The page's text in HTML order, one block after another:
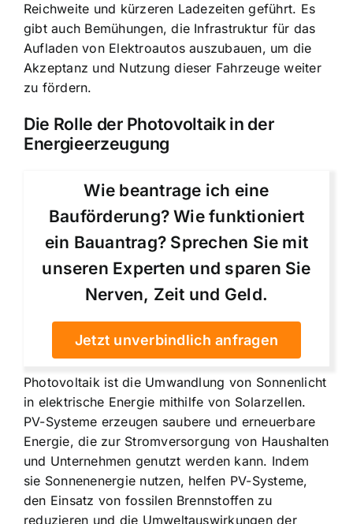
Reichweite und kürzeren Ladezeiten geführt. Es
gibt auch Bemühungen, die Infrastruktur für das
Aufladen von Elektroautos auszubauen, um die
Akzeptanz und Nutzung dieser Fahrzeuge weiter
zu fördern.
Die Rolle der Photovoltaik in der
Energieerzeugung
Wie beantrage ich eine
Bauförderung? Wie funktioniert
ein Bauantrag? Sprechen Sie mit
unseren Experten und sparen Sie
Nerven, Zeit und Geld.
Jetzt unverbindlich anfragen
Photovoltaik ist die Umwandlung von Sonnenlicht
in elektrische Energie mithilfe von Solarzellen.
PV-Systeme erzeugen saubere und erneuerbare
Energie, die zur Stromversorgung von Haushalten
und Unternehmen genutzt werden kann. Indem
sie Sonnenenergie nutzen, helfen PV-Systeme,
den Einsatz von fossilen Brennstoffen zu
reduzieren und die Umweltauswirkungen der